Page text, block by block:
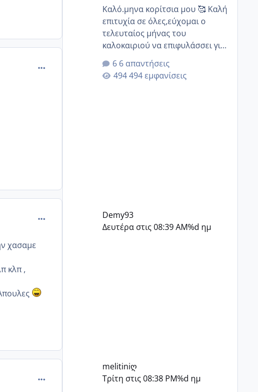
comment_872224
comment_872226
χασαμε
κλπ ,
comment_872228
Καλό.μηνα κορίτσια μου 🥰 Καλή
επιτυχία σε όλες,εύχομαι ο
τελευταίος μήνας του
καλοκαιριού να επιφυλάσσει για
όλες σας την πιο όμορφη
έκπληξη 🧿 @Elk @Melikara86
@Παρασκευαιδου @Zenia z
6 απαντήσεις
494 εμφανίσεις
Demy93
Δευτέρα στις 08:39 AM%d ημ
melitiniღ
Τρίτη στις 08:38 PM%d ημ